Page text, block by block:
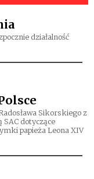
działalność
Sikorskiego z
SAC dotyczące
papieża Leona XIV